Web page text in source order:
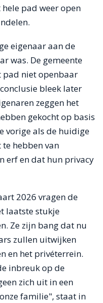
pad weer open
eigenaar aan de
was. De gemeente
niet openbaar
bleek later
zeggen het
gekocht op basis
vorige als de huidige
te hebben van
erf en dat hun privacy
2026 vragen de
laatste stukje
Ze zijn bang dat nu
zullen uitwijken
en het privéterrein.
inbreuk op de
zich uit in een
familie", staat in